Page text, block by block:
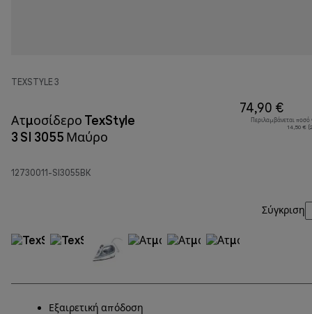
TEXSTYLE 3
Ατμοσίδερο TexStyle
3 SI 3055 Μαύρο
12730011-SI3055BK
74,90 €
Περιλαμβάνεται
14,50 €
Σύγκριση
Εξαιρετική απόδοση